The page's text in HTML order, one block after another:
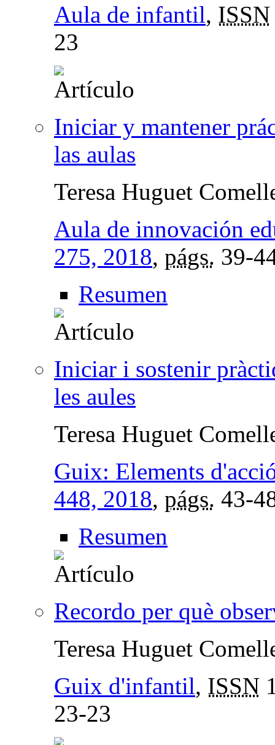
Aula de infantil, ISSN
23
Iniciar y mantener
las aulas
Teresa Huguet
Aula de innovación
275, 2018, págs. 39-
Resumen
Iniciar i sostenir
les aules
Teresa Huguet
Guix: Elements
448, 2018, págs. 43-
Resumen
Recordo per què
Teresa Huguet
Guix d'infantil, ISSN
23-23